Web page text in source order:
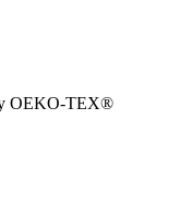
OEKO-TEX®